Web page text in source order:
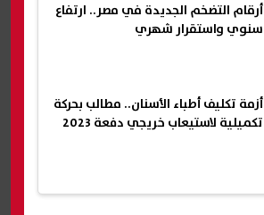
أرقام التضخم الجديدة في مصر.. ارتفاع
سنوي واستقرار شهري
أزمة تكليف أطباء الأسنان.. مطالب بحركة
تكميلية لاستيعاب خريجي دفعة 2023